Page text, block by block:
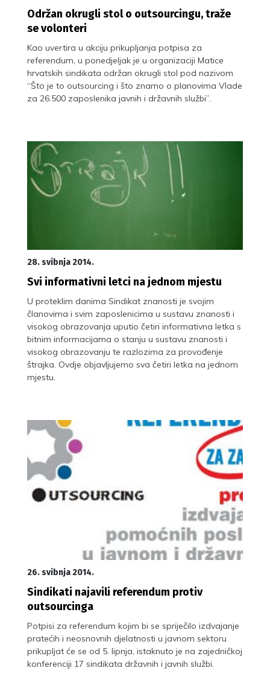
Održan okrugli stol o outsourcingu, traže
se volonteri
Kao uvertira u akciju prikupljanja potpisa za
referendum, u ponedjeljak je u organizaciji Matice
hrvatskih sindikata održan okrugli stol pod nazivom
“Što je to outsourcing i što znamo o planovima Vlade
za 26.500 zaposlenika javnih i državnih službi”.
28. svibnja 2014.
Svi informativni letci na jednom mjestu
U proteklim danima Sindikat znanosti je svojim
članovima i svim zaposlenicima u sustavu znanosti i
visokog obrazovanja uputio četiri informativna letka s
bitnim informacijama o stanju u sustavu znanosti i
visokog obrazovanju te razlozima za provođenje
štrajka. Ovdje objavljujemo sva četiri letka na jednom
mjestu.
26. svibnja 2014.
Sindikati najavili referendum protiv
outsourcinga
Potpisi za referendum kojim bi se spriječilo izdvajanje
pratećih i neosnovnih djelatnosti u javnom sektoru
prikupljat će se od 5. lipnja, istaknuto je na zajedničkoj
konferenciji 17 sindikata državnih i javnih službi.